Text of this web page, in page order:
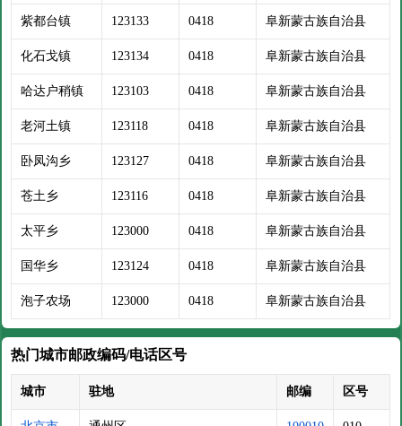
紫都台镇 123133 0418 阜新蒙古族自治县
化石戈镇 123134 0418 阜新蒙古族自治县
哈达户稍镇 123103 0418 阜新蒙古族自治县
老河土镇 123118 0418 阜新蒙古族自治县
卧凤沟乡 123127 0418 阜新蒙古族自治县
苍土乡 123116 0418 阜新蒙古族自治县
太平乡 123000 0418 阜新蒙古族自治县
国华乡 123124 0418 阜新蒙古族自治县
泡子农场 123000 0418 阜新蒙古族自治县
热门城市邮政编码/电话区号
城市 驻地 邮编 区号